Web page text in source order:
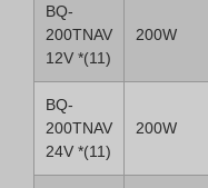
BQ-
200TNAV
12V *(11)
200W
BQ-
200TNAV
24V *(11)
200W